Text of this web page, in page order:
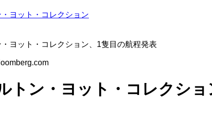
ヨット・コレクション
ヨット・コレクション、1隻目の航程発表
トン・ヨット・コレクシ